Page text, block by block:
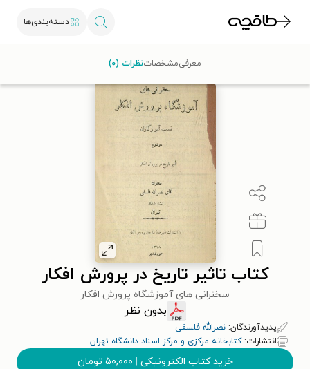
دسته‌بندی‌ها
تخفیف از طاقچه دریافت کن.
کتاب تاثیر تاریخ در پرورش افکار
سخنرانی های آموزشگاه پرورش افکار
بدون نظر
پدیدآورندگان: نصرالله فلسفی
انتشارات:کتابخانه مرکزی و مرکز اسناد دانشگاه تهران
خرید کتاب الکترونیکی | ۵۰,۰۰۰ تومان
معرفیمشخصاتنظرات (۰)